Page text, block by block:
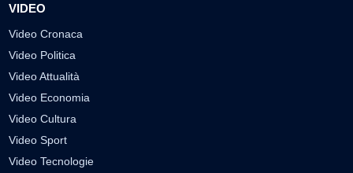
VIDEO
Video Cronaca
Video Politica
Video Attualità
Video Economia
Video Cultura
Video Sport
Video Tecnologie